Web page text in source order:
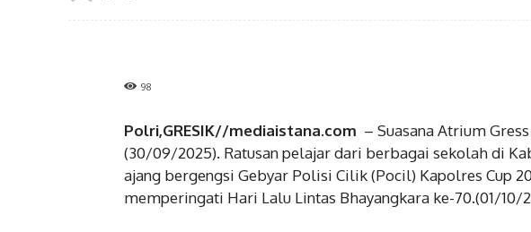
98
Polri,GRESIK//mediaistana.com – Suasana Atrium
(30/09/2025). Ratusan pelajar dari berbagai sekolah di
ajang bergengsi Gebyar Polisi Cilik (Pocil) Kapolres Cup
memperingati Hari Lalu Lintas Bhayangkara ke-70.(01/10/